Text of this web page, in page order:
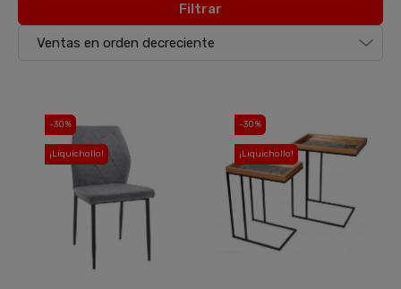
Filtrar
-30%
¡Liquichollo!
-30%
¡Liquichollo!